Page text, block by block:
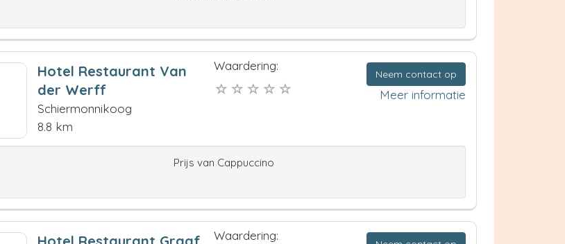
Hotel Restaurant Van
der Werff
Schiermonnikoog
8.8 km
Waardering:
Neem contact op
Meer informatie
Prijs van Cappuccino
Waardering: